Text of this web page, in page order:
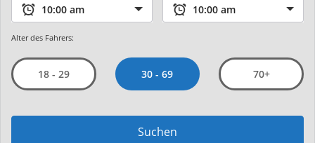
Alter des Fahrers:
18 - 29 30 - 69 70+
Suchen